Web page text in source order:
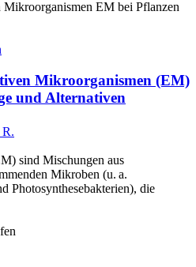
Mikroorganismen (EM)
und Alternativen
sind Mischungen aus
Mikroben (u. a.
Photosynthesebakterien), die